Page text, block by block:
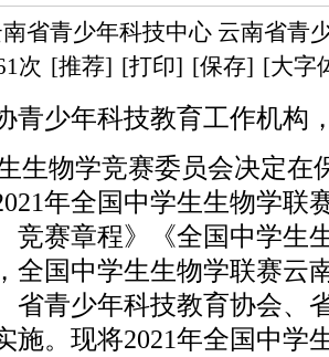
省青少年科技中心 云南省青
次 [推荐] [打印] [保存] [大字
青少年科技教育工作机构
生物学竞赛委员会决定在
年全国中学生生物学联
竞赛章程》《全国中学生
全国中学生生物学联赛云
省青少年科技教育协会、
施。现将2021年全国中学